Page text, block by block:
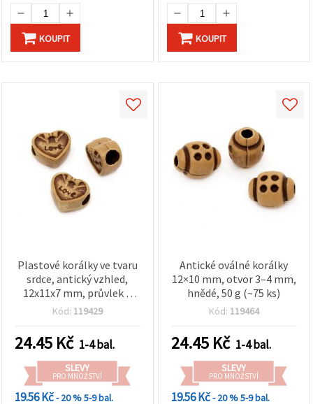
KOUPIT KOUPIT
Plastové korálky ve tvaru
srdce, antický vzhled,
12x11x7 mm, průvlek 4
mm, hnědé, 50 g (~80 ks)
Kód: 119429
24.45 Kč 1-4 bal.
SLEVY
PRO MNOŽSTVÍ
19.56 Kč- 20 %5-9 bal.
Antické oválné korálky
12×10 mm, otvor 3–4 mm,
hnědé, 50 g (~75 ks)
Kód: 119464
24.45 Kč 1-4 bal.
SLEVY
PRO MNOŽSTVÍ
19.56 Kč- 20 %5-9 bal.